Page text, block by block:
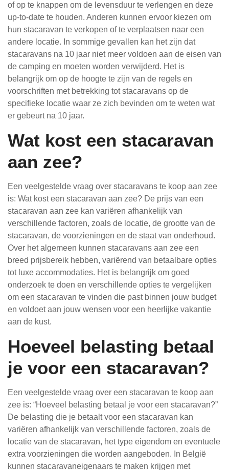
of op te knappen om de levensduur te verlengen en deze
up-to-date te houden. Anderen kunnen ervoor kiezen om
hun stacaravan te verkopen of te verplaatsen naar een
andere locatie. In sommige gevallen kan het zijn dat
stacaravans na 10 jaar niet meer voldoen aan de eisen van
de camping en moeten worden verwijderd. Het is
belangrijk om op de hoogte te zijn van de regels en
voorschriften met betrekking tot stacaravans op de
specifieke locatie waar ze zich bevinden om te weten wat
er gebeurt na 10 jaar.
Wat kost een stacaravan
aan zee?
Een veelgestelde vraag over stacaravans te koop aan zee
is: Wat kost een stacaravan aan zee? De prijs van een
stacaravan aan zee kan variëren afhankelijk van
verschillende factoren, zoals de locatie, de grootte van de
stacaravan, de voorzieningen en de staat van onderhoud.
Over het algemeen kunnen stacaravans aan zee een
breed prijsbereik hebben, variërend van betaalbare opties
tot luxe accommodaties. Het is belangrijk om goed
onderzoek te doen en verschillende opties te vergelijken
om een stacaravan te vinden die past binnen jouw budget
en voldoet aan jouw wensen voor een heerlijke vakantie
aan de kust.
Hoeveel belasting betaal
je voor een stacaravan?
Een veelgestelde vraag over een stacaravan te koop aan
zee is: “Hoeveel belasting betaal je voor een stacaravan?”
De belasting die je betaalt voor een stacaravan kan
variëren afhankelijk van verschillende factoren, zoals de
locatie van de stacaravan, het type eigendom en eventuele
extra voorzieningen die worden aangeboden. In België
kunnen stacaravaneigenaars te maken krijgen met